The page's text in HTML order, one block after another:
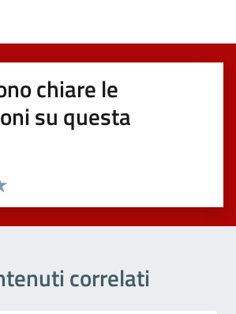
chiare le
su questa
5 stelle su 5
4 stelle su 5
su 5
su 5
5
correlati